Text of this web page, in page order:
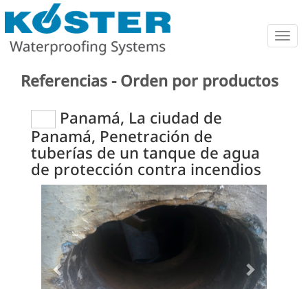
Referencias - Orden por productos
Panamá, La ciudad de
Panamá, Penetración de
tuberías de un tanque de agua
de protección contra incendios
Previous Next